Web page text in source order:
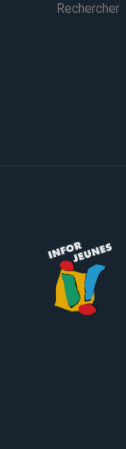
Rechercher